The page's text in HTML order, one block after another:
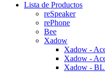
Lista de Productos
reSpeaker
rePhone
Bee
Xadow
Xadow -
Xadow -
Xadow -